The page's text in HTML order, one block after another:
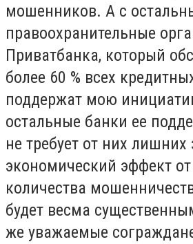
мошенников. А с
правоохранительные
Приватбанка, который
более 60 % всех
поддержат мою
остальные банки ее
не требует от них лишних
экономический эффект
количества
будет весма
же уважаемые